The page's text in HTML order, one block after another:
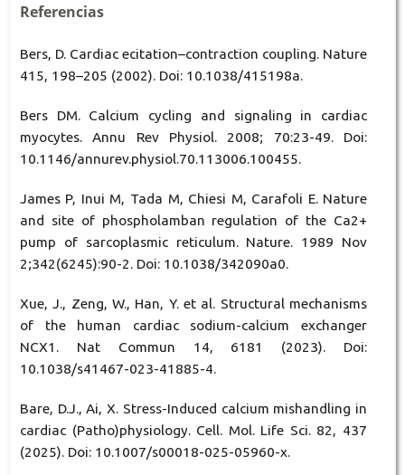
Referencias
Bers, D. Cardiac ecitation–contraction coupling. Nature
415, 198–205 (2002). Doi: 10.1038/415198a.
Bers DM. Calcium cycling and signaling in cardiac
myocytes. Annu Rev Physiol. 2008; 70:23-49. Doi:
10.1146/annurev.physiol.70.113006.100455.
James P, Inui M, Tada M, Chiesi M, Carafoli E. Nature
and site of phospholamban regulation of the Ca2+
pump of sarcoplasmic reticulum. Nature. 1989 Nov
2;342(6245):90-2. Doi: 10.1038/342090a0.
Xue, J., Zeng, W., Han, Y. et al. Structural mechanisms
of the human cardiac sodium-calcium exchanger
NCX1. Nat Commun 14, 6181 (2023). Doi:
10.1038/s41467-023-41885-4.
Bare, D.J., Ai, X. Stress-Induced calcium mishandling in
cardiac (Patho)physiology. Cell. Mol. Life Sci. 82, 437
(2025). Doi: 10.1007/s00018-025-05960-x.